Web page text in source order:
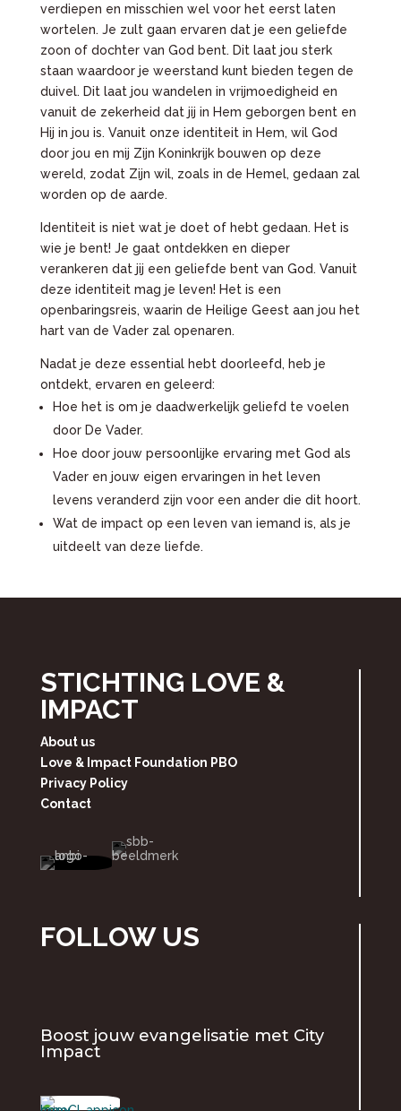
verdiepen en misschien wel voor het eerst laten
wortelen. Je zult gaan ervaren dat je een geliefde
zoon of dochter van God bent. Dit laat jou sterk
staan waardoor je weerstand kunt bieden tegen de
duivel. Dit laat jou wandelen in vrijmoedigheid en
vanuit de zekerheid dat jij in Hem geborgen bent en
Hij in jou is. Vanuit onze identiteit in Hem, wil God
door jou en mij Zijn Koninkrijk bouwen op deze
wereld, zodat Zijn wil, zoals in de Hemel, gedaan zal
worden op de aarde.
Identiteit is niet wat je doet of hebt gedaan. Het is
wie je bent! Je gaat ontdekken en dieper
verankeren dat jij een geliefde bent van God. Vanuit
deze identiteit mag je leven! Het is een
openbaringsreis, waarin de Heilige Geest aan jou het
hart van de Vader zal openaren.
Nadat je deze essential hebt doorleefd, heb je
ontdekt, ervaren en geleerd:
Hoe het is om je daadwerkelijk geliefd te voelen
door De Vader.
Hoe door jouw persoonlijke ervaring met God als
Vader en jouw eigen ervaringen in het leven
levens veranderd zijn voor een ander die dit hoort.
Wat de impact op een leven van iemand is, als je
uitdeelt van deze liefde.
STICHTING LOVE &
IMPACT
About us
Love & Impact Foundation PBO
Privacy Policy
Contact
FOLLOW US
Boost jouw evangelisatie met City
Impact